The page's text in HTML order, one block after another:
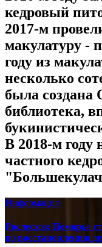
кедровый
2017-м
макулатуру -
году из
несколько
была создана
библиотека,
В 2018-м году
частного
Информация
Рослесхоз: Поморье
по восстановлению